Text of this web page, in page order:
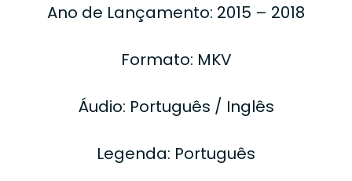
Ano de Lançamento: 2015 – 2018
Formato: MKV
Áudio: Português / Inglês
Legenda: Português